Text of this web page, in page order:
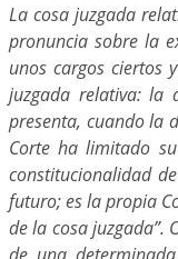
La cosa juzgada
pronuncia sobre la
unos cargos ciertos
juzgada relativa: la
presenta, cuando la
Corte ha limitado
constitucionalidad
futuro; es la propia
de la cosa juzgada”.